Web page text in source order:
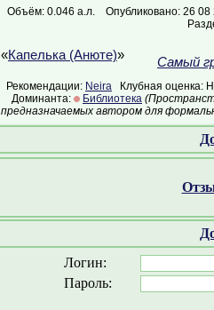
Объём: 0.046 а.л.
Опубликовано: 26 08
«Капелька (Анюте)» Самый
Рекомендации: Neira Клубная оценка:
Доминанта:
Библиотека
предназначаемых автором для
Логин:
Пароль: